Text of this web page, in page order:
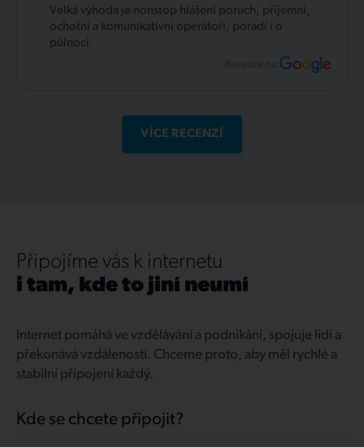
Velká výhoda je nonstop hlášení poruch, příjemní,
ochotní a komunikativní operátoři, poradí i o
půlnoci.
Recenze na:
VÍCE RECENZÍ
Připojíme vás k internetu
i tam, kde to jiní neumí
Internet pomáhá ve vzdělávání a podnikání, spojuje lidi a
překonává vzdálenosti. Chceme proto, aby měl rychlé a
stabilní připojení každý.
Kde se chcete připojit?